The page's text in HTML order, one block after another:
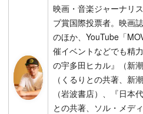
映画・音楽ジャーナリ
ブ賞国際投票者。映画
のほか、YouTube「
催イベントなどでも精
の宇多田ヒカル』（新
（くるりとの共著、新
（岩波書店）、『日本
との共著、ソル・メデ